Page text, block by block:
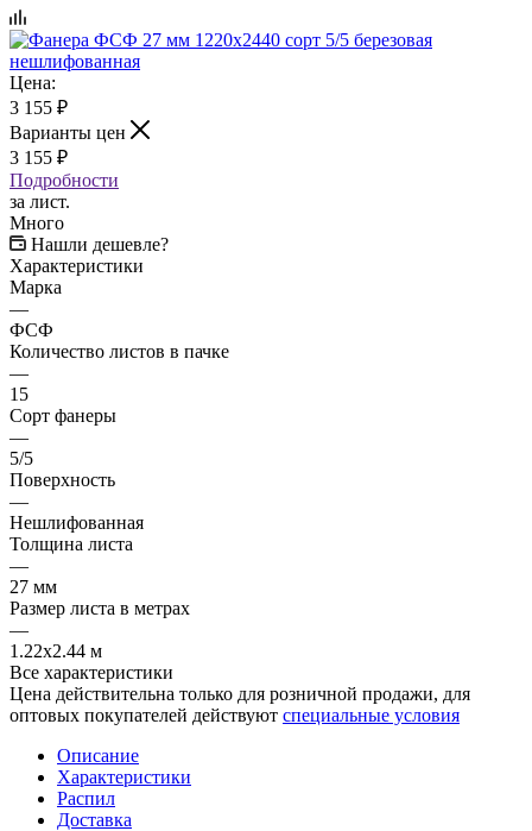
Цена:
3 155 ₽
Варианты цен
3 155 ₽
Подробности
за лист.
Много
Нашли дешевле?
Характеристики
Марка
—
ФСФ
Количество листов в пачке
—
15
Сорт фанеры
—
5/5
Поверхность
—
Нешлифованная
Толщина листа
—
27 мм
Размер листа в метрах
—
1.22x2.44 м
Все характеристики
Цена действительна только для розничной продажи, для
оптовых покупателей действуют специальные условия
Описание
Характеристики
Распил
Доставка